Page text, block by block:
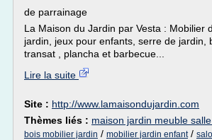
de parrainage
La Maison du Jardin par Vesta : Mobilier
jardin, jeux pour enfants, serre de jardin,
transat , plancha et barbecue...
Lire la suite
Site : http://www.lamaisondujardin.com
Thèmes liés : maison jardin meuble
bois mobilier jardin / mobilier jardin enfant/